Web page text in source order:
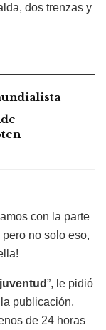
dos trenzas y
con la parte
pero no solo eso,
”, le pidió
publicación,
de 24 horas